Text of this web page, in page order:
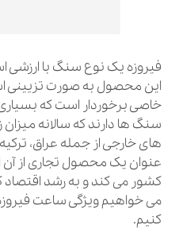
فیروزه یک نوع سنگ با ارزشی
این محصول به صورت تزیینی
خاصی برخوردار است که بسیاری
سنگ ها دارند که سالانه
های خارجی از جمله عراق،
عنوان یک محصول تجاری از آن
کشور می کند و به رشد
می خواهیم ویژگی ساعت
کنیم.